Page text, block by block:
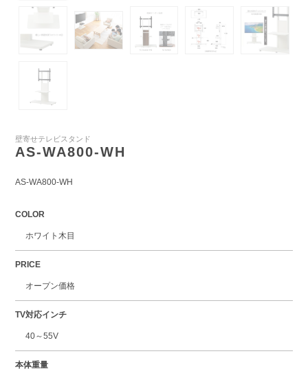
壁寄せテレビスタンド
AS-WA800-WH
AS-WA800-WH
COLOR
ホワイト木目
PRICE
オープン価格
TV対応インチ
40～55V
本体重量